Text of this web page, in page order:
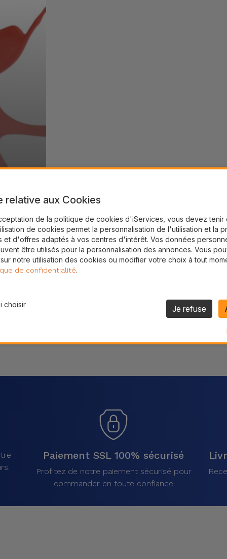
Partager
Paiement SSL 100% sécurisé
Profitez de notre paiement sécurisé pour
commander en toute confiance
relative aux Cookies
de la politique de cookies d'iServices, vous devez tenir
de cookies permet la personnalisation de l'utilisation et la
et d'offres adaptés à vos centres d'intérêt. Vos données
être utilisés pour la personnalisation des annonces. Vous
notre utilisation des cookies ou modifier votre choix à tout
de confidentialité.
choisir Je refuse